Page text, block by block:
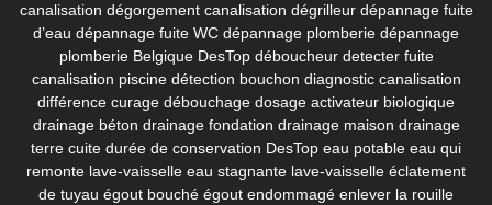
canalisation dégorgement canalisation dégrilleur dépannage fuite
d’eau dépannage fuite WC dépannage plomberie dépannage
plomberie Belgique DesTop déboucheur detecter fuite
canalisation piscine détection bouchon diagnostic canalisation
différence curage débouchage dosage activateur biologique
drainage béton drainage fondation drainage maison drainage
terre cuite durée de conservation DesTop eau potable eau qui
remonte lave-vaisselle eau stagnante lave-vaisselle éclatement
de tuyau égout bouché égout endommagé enlever la rouille